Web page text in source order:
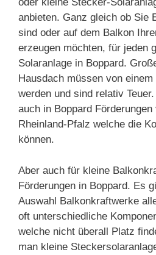
anbieten. Ganz gleich ob Sie
sind oder auf dem Balkon
erzeugen möchten, für jeden
Solaranlage in Boppard.
Hausdach müssen von
werden und sind relativ
auch in Boppard
Rheinland-Pfalz welche die
können.
Aber auch für kleine
Förderungen in Boppard. Es
Auswahl Balkonkraftwerke
oft unterschiedliche
welche nicht überall Platz
man kleine